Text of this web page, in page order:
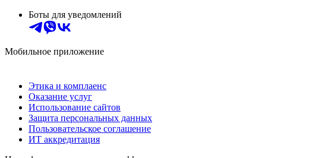
Боты для уведомлений
Мобильное приложение
Этика и комплаенс
Оказание услуг
Использование сайтов
Защита персональных данных
Пользовательское соглашение
ИТ аккредитация